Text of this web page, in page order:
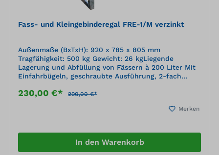
Fass- und Kleingebinderegal FRE-1/M verzinkt
Außenmaße (BxTxH): 920 x 785 x 805 mm
Tragfähigkeit: 500 kg Gewicht: 26 kgLiegende
Lagerung und Abfüllung von Fässern à 200 Liter Mit
Einfahrbügeln, geschraubte Ausführung, 2-fach
Übereinstimmungserklärung (ÜHP) gem. StawaR
230,00 €* 290,00 €*
Merken
In den Warenkorb